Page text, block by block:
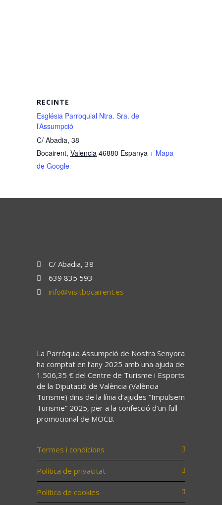
RECINTE
Església Parroquial Ntra. Sra. de
l’Assumpció
C/ Abadia, 38
Bocairent, Valencia 46880 Espanya + Mapa
de Google
C/ Abadia, 38
639 835 593
info@visitbocairent.es
La Parròquia Assumpció de Nostra Senyora
ha comptat en l’any 2025 amb una ajuda de
1.506,35 € del Centre de Turisme i Esports
de la Diputació de València (València
Turisme) dins de la línia d’ajudes “Impulsem
Turisme” 2025, per a la confecció d’un full
promocional de MOCB.
Termes i condicions
Política de privacitat
Política de cookies